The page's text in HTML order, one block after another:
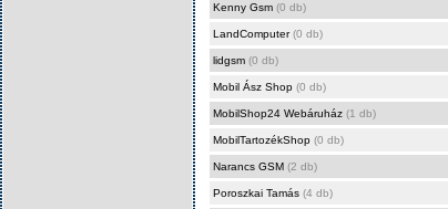
Kenny Gsm (0 db)
LandComputer(0 db)
lidgsm (0 db)
Mobil Ász Shop (0 db)
MobilShop24 Webáruház (1 db)
MobilTartozékShop (0 db)
Narancs GSM (2 db)
Poroszkai Tamás (4 db)